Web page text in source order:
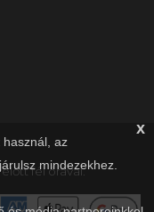
x
az
mindezekhez.
fél órával.